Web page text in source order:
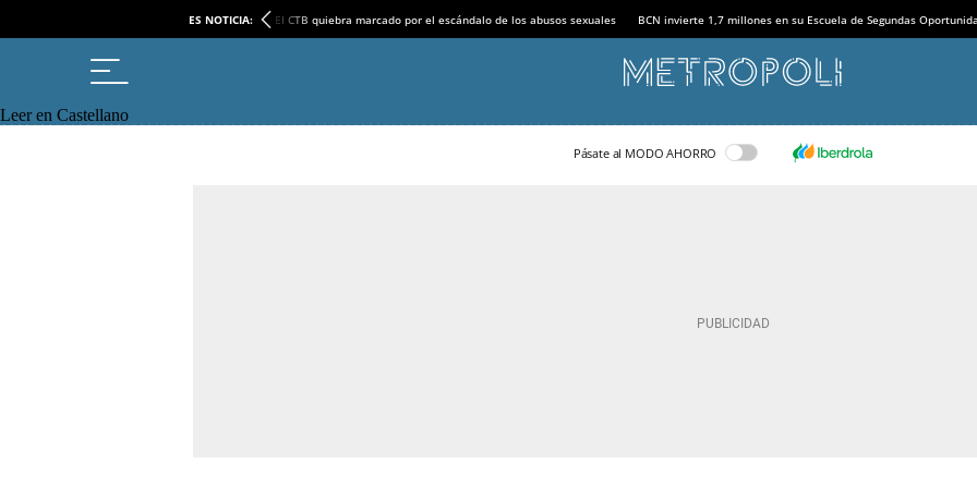
ES NOTICIA: El CTB quiebra marcado por el escándalo de los abusos sexuales BCN invierte 1,7 millones en su Escuela de Segundas
Leer en Castellano
Pásate al MODO AHORRO